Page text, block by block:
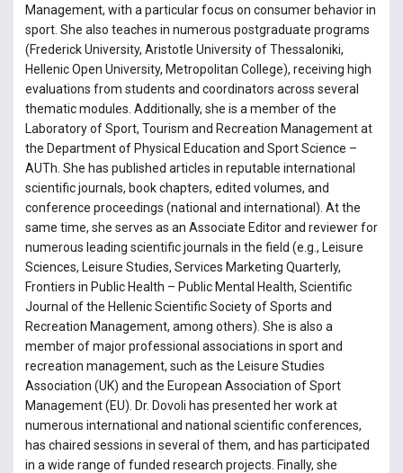
Management, with a particular focus on consumer behavior in
sport. She also teaches in numerous postgraduate programs
(Frederick University, Aristotle University of Thessaloniki,
Hellenic Open University, Metropolitan College), receiving high
evaluations from students and coordinators across several
thematic modules. Additionally, she is a member of the
Laboratory of Sport, Tourism and Recreation Management at
the Department of Physical Education and Sport Science –
AUTh. She has published articles in reputable international
scientific journals, book chapters, edited volumes, and
conference proceedings (national and international). At the
same time, she serves as an Associate Editor and reviewer for
numerous leading scientific journals in the field (e.g., Leisure
Sciences, Leisure Studies, Services Marketing Quarterly,
Frontiers in Public Health – Public Mental Health, Scientific
Journal of the Hellenic Scientific Society of Sports and
Recreation Management, among others). She is also a
member of major professional associations in sport and
recreation management, such as the Leisure Studies
Association (UK) and the European Association of Sport
Management (EU). Dr. Dovoli has presented her work at
numerous international and national scientific conferences,
has chaired sessions in several of them, and has participated
in a wide range of funded research projects. Finally, she